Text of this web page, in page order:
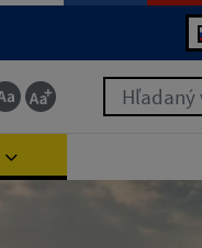
Hľadaný